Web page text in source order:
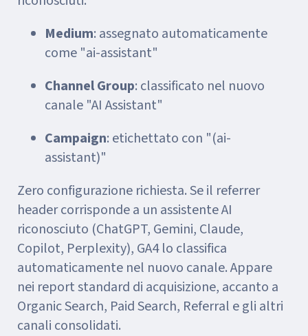
Medium: assegnato automaticamente
come "ai-assistant"
Channel Group: classificato nel nuovo
canale "AI Assistant"
Campaign: etichettato con "(ai-
assistant)"
Zero configurazione richiesta. Se il referrer
header corrisponde a un assistente AI
riconosciuto (ChatGPT, Gemini, Claude,
Copilot, Perplexity), GA4 lo classifica
automaticamente nel nuovo canale. Appare
nei report standard di acquisizione, accanto a
Organic Search, Paid Search, Referral e gli altri
canali consolidati.